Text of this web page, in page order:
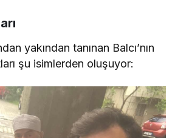
yakından tanınan Balcı’nın
şu isimlerden oluşuyor: